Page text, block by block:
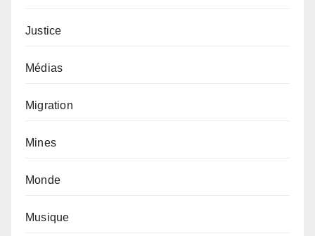
Justice
Médias
Migration
Mines
Monde
Musique